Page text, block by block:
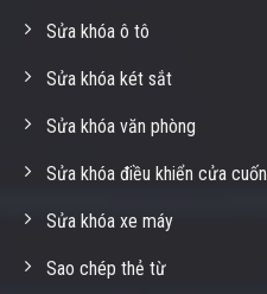
Sửa khóa ô tô
Sửa khóa két sắt
Sửa khóa văn phòng
Sửa khóa điều khiển cửa cuốn
Sửa khóa xe máy
Sao chép thẻ từ